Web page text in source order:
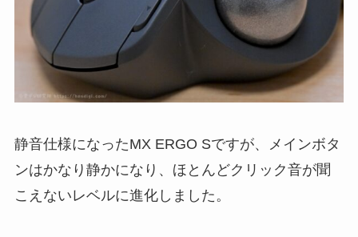
静音仕様になったMX ERGO Sですが、メインボタ
ンはかなり静かになり、ほとんどクリック音が聞
こえないレベルに進化しました。